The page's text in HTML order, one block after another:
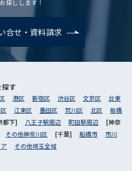
探しします！
合せ・資料請求
す
港区 新宿区 渋谷区 文京区
台東
江東区 墨田区 荒川区 北区
板橋
都下] 八王子駅周辺 町田駅周辺
[神奈
その他神奈川区 [千葉] 船橋市
市川
その他埼玉全域